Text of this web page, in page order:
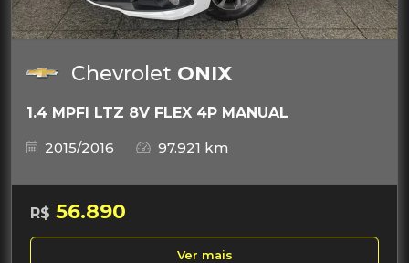
Chevrolet ONIX
1.4 MPFI LTZ 8V FLEX 4P MANUAL
2015/2016
97.921 km
R$ 56.890
Ver mais